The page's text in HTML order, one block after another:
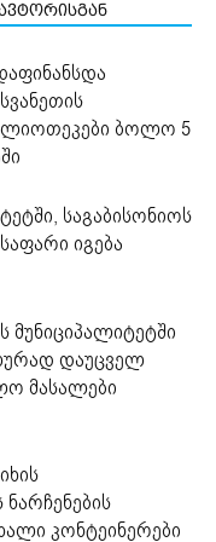
ბოლო 5
საგაბისონიოს
იგება
მუნიციპალიტეტში
დაუცველ
მასალები
კონტეინერები